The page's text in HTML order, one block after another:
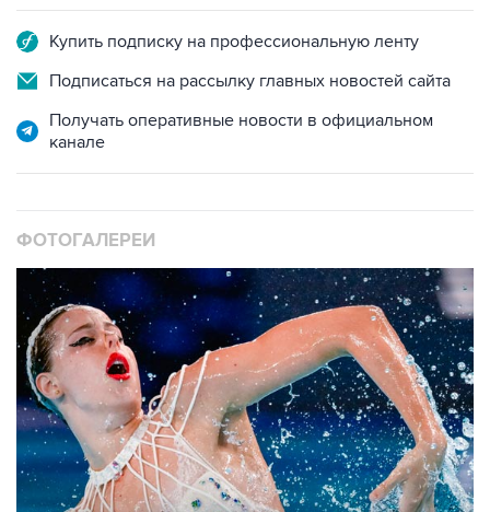
Купить подписку на профессиональную ленту
Подписаться на рассылку главных новостей сайта
Получать оперативные новости в официальном
канале
ФОТОГАЛЕРЕИ